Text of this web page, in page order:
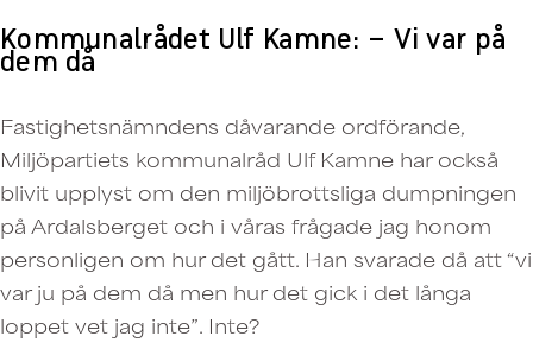
Kommunalrådet Ulf Kamne: – Vi var på
dem då
Fastighetsnämndens dåvarande ordförande,
Miljöpartiets kommunalråd Ulf Kamne har också
blivit upplyst om den miljöbrottsliga dumpningen
på Ardalsberget och i våras frågade jag honom
personligen om hur det gått. Han svarade då att “vi
var ju på dem då men hur det gick i det långa
loppet vet jag inte”. Inte?